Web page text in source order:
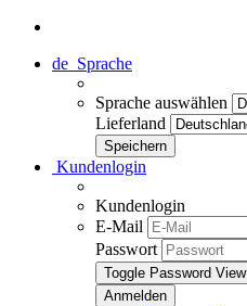
de Sprache
Sprache auswählen
Lieferland
Kundenlogin
Kundenlogin
E-Mail
Passwort
Toggle Password View